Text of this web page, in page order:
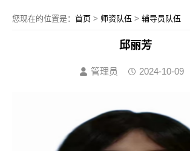
您现在的位置是： 首页 > 师资队伍 > 辅导员队伍
邱丽芳
管理员 2024-10-09